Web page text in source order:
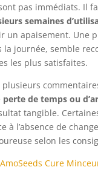
pas immédiats. Il
semaines
un apaisement. Une
la journée, semble
les plus satisfaites.
plusieurs
perte de temps ou
tangible.
à l’absence de
selon les
AmoSeeds Cure